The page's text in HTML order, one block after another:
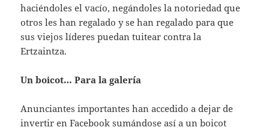
haciéndoles el vacío, negándoles la notoriedad que
otros les han regalado y se han regalado para que
sus viejos líderes puedan tuitear contra la
Ertzaintza.
Un boicot… Para la galería
Anunciantes importantes han accedido a dejar de
invertir en Facebook sumándose así a un boicot